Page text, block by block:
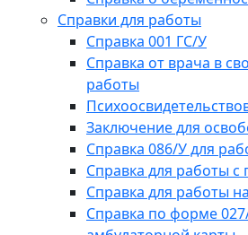
Справки для работы
Справка 001 ГС/У
Справка от врача в
работы
Заключение для
Справка 086/У для
Справка для работы с
Справка для работы
Справка по форме